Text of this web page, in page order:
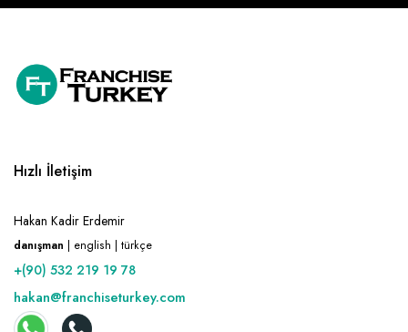
Reklam - Tanıtım - PR ve İnternet
Seyahat - Rent A Car
Hızlı İletişim
Hakan Kadir Erdemir
danışman | english | türkçe
+(90) 532 219 19 78
hakan@franchiseturkey.com